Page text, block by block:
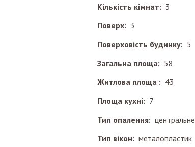
Кількість кімнат: 3
Поверх: 3
Поверховість будинку: 5
Загальна площа: 58
Житлова площа : 43
Площа кухні: 7
Тип опалення: центральне
Тип вікон: металопластик